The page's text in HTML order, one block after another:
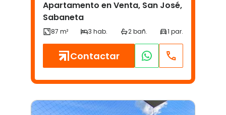
Apartamento en Venta, San José,
Sabaneta
Contactar